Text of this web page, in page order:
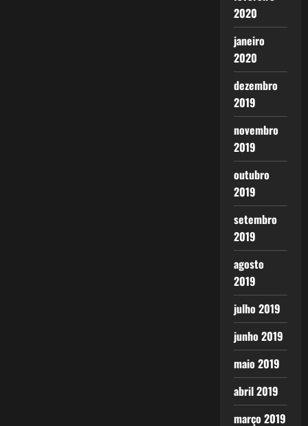
2020
janeiro
2020
dezembro
2019
novembro
2019
outubro
2019
setembro
2019
agosto
2019
julho 2019
junho 2019
maio 2019
abril 2019
março 2019